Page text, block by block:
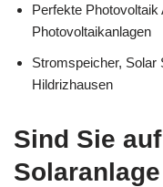
Perfekte
Photovoltaikanlagen
Stromspeicher, Solar
Hildrizhausen
Sind Sie